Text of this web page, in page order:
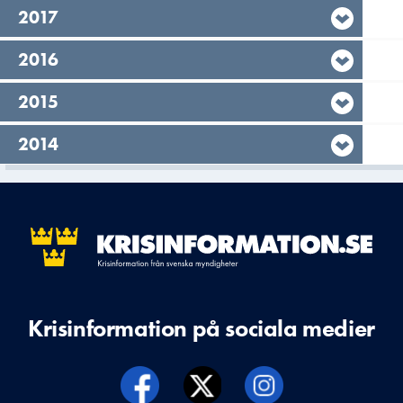
År,
2017
År,
2016
År,
2015
År,
2014
Krisinformation på sociala medier